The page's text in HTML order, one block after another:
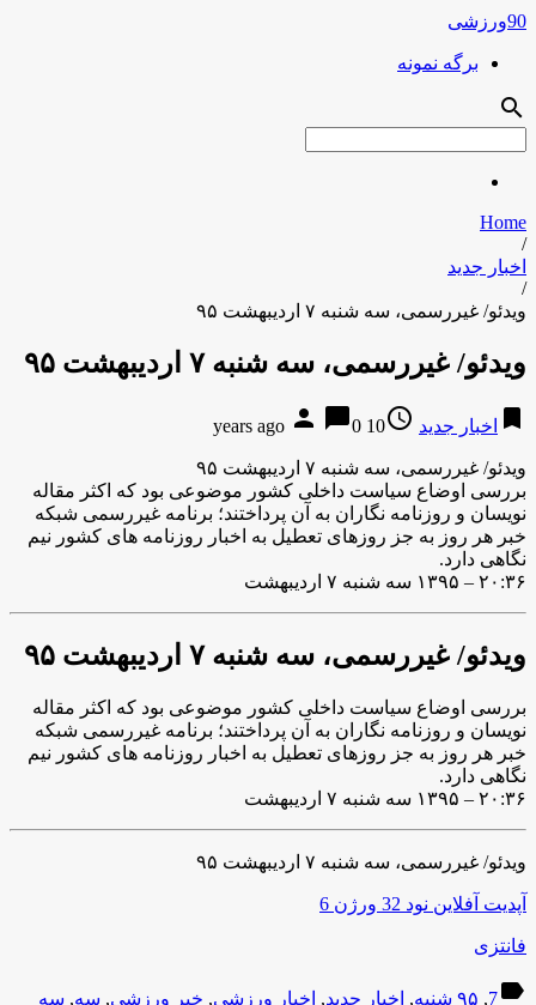
90ورزشی
برگه نمونه
search
Home
/
اخبار جدید
/
ویدئو/ غیررسمی، سه شنبه ۷ اردیبهشت ۹۵
ویدئو/ غیررسمی، سه شنبه ۷ اردیبهشت ۹۵
bookmark اخبار جدید access_time
10 years ago
person chat_bubble0
ویدئو/ غیررسمی، سه شنبه ۷ اردیبهشت ۹۵
بررسی اوضاع سیاست داخلی کشور موضوعی بود که اکثر مقاله
نویسان و روزنامه نگاران به آن پرداختند؛ برنامه غیررسمی شبکه
خبر هر روز به جز روزهای تعطیل به اخبار روزنامه های کشور نیم
نگاهی دارد.
۲۰:۳۶ – ۱۳۹۵ سه شنبه ۷ اردیبهشت
ویدئو/ غیررسمی، سه شنبه ۷ اردیبهشت ۹۵
بررسی اوضاع سیاست داخلی کشور موضوعی بود که اکثر مقاله
نویسان و روزنامه نگاران به آن پرداختند؛ برنامه غیررسمی شبکه
خبر هر روز به جز روزهای تعطیل به اخبار روزنامه های کشور نیم
نگاهی دارد.
۲۰:۳۶ – ۱۳۹۵ سه شنبه ۷ اردیبهشت
ویدئو/ غیررسمی، سه شنبه ۷ اردیبهشت ۹۵
آپدیت آفلاین نود 32 ورژن 6
فانتزی
label
7
, ۹۵ شنبه , اخبار جدید, اخبار ورزشی, خبر ورزشی, سه, سه